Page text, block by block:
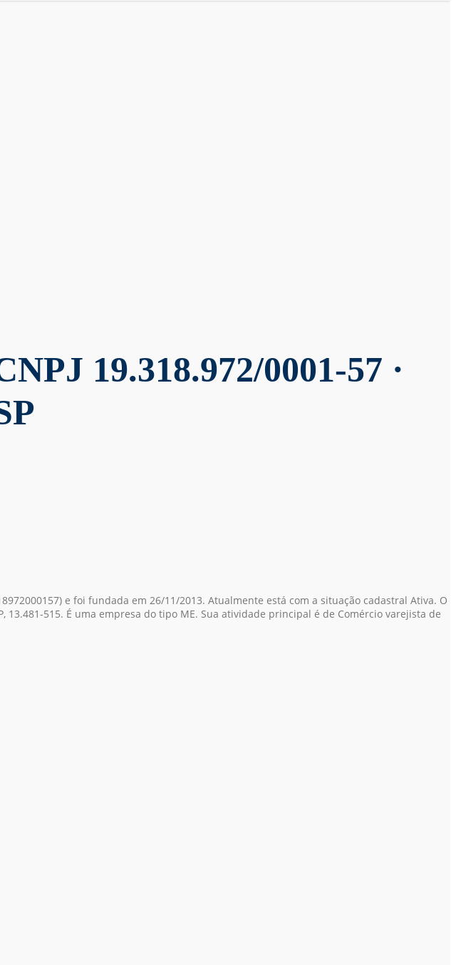
19.318.972/0001-57 ·
e foi fundada em 26/11/2013. Atualmente está com a situação cadastral Ativa. O
13.481-515. É uma empresa do tipo ME. Sua atividade principal é de Comércio varejista de